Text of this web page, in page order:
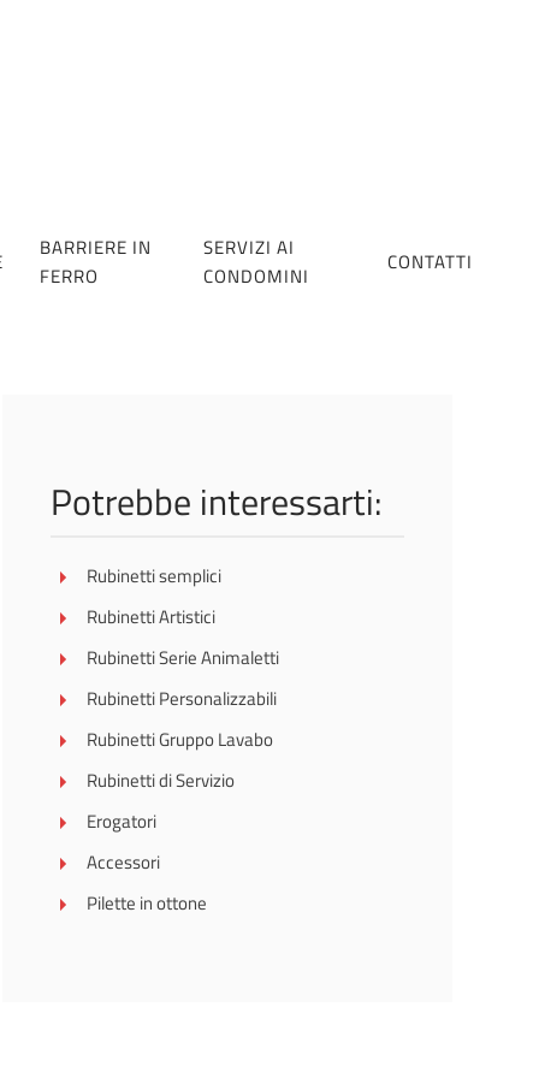
BARRIERE IN
FERRO
SERVIZI AI
CONDOMINI
CONTATTI
Potrebbe interessarti:
Rubinetti semplici
Rubinetti Artistici
Rubinetti Serie Animaletti
Rubinetti Personalizzabili
Rubinetti Gruppo Lavabo
Rubinetti di Servizio
Erogatori
Accessori
Pilette in ottone